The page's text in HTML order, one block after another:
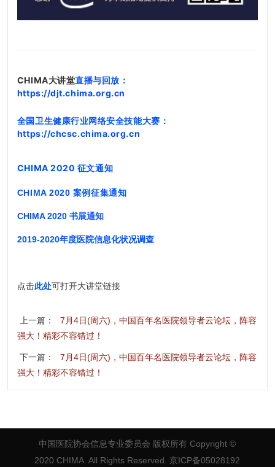
CHIMA大讲堂直播与回放：
https://djt.chima.org.cn
全国卫生健康行业网络安全技能大赛 ：
https://chcsc.chima.org.cn
CHIMA 2020 征文通知
CHIMA 2020 案例征集通知
CHIMA 2020 书展通知
2019-2020年度医院信息化状况调查
点击此处可打开大讲堂链接
上一篇：
7月4日(周六)，中国百年名医院领导者云论坛，阵容
强大！精彩不容错过！
下一篇：
7月4日(周六)，中国百年名医院领导者云论坛，阵容
强大！精彩不容错过！
中国医院协会信息专业委员会 版权所有 Copyright ©
2020 CHIMA. All Rights Reserved. 京ICP备05028192